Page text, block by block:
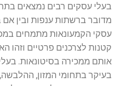
בעלי עסקים רבים נמצאים
מדובר ברשתות ענפות ובין אם
עסקי הקמעונאות מתמחים
קטנות לצרכנים פרטיים וזהו
אותם ממכירה בסיטונאות.
בעיקר בתחומי המזון,